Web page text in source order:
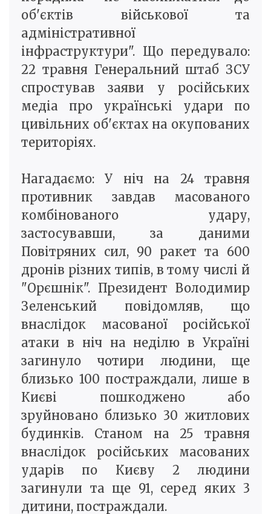
об'єктів військової та
адміністративної
інфраструктури". Що передувало:
22 травня Генеральний штаб ЗСУ
спростував заяви у російських
медіа про українські удари по
цивільних об'єктах на окупованих
територіях.
Нагадаємо: У ніч на 24 травня
противник завдав масованого
комбінованого удару,
застосувавши, за даними
Повітряних сил, 90 ракет та 600
дронів різних типів, в тому числі й
"Орєшнік". Президент Володимир
Зеленський повідомляв, що
внаслідок масованої російської
атаки в ніч на неділю в Україні
загинуло чотири людини, ще
близько 100 постраждали, лише в
Києві пошкоджено або
зруйновано близько 30 житлових
будинків. Станом на 25 травня
внаслідок російських масованих
ударів по Києву 2 людини
загинули та ще 91, серед яких 3
дитини, постраждали.